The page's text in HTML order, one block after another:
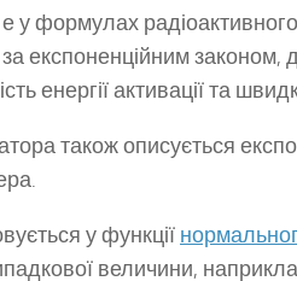
у формулах радіоактивного
експоненційним законом,
енергії активації та
також описується
у функції
величини,